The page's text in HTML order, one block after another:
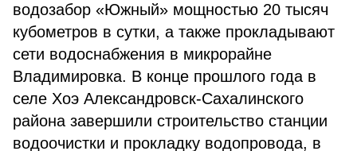
водозабор «Южный» мощностью 20 тысяч
кубометров в сутки, а также прокладывают
сети водоснабжения в микрорайне
Владимировка. В конце прошлого года в
селе Хоэ Александровск-Сахалинского
района завершили строительство станции
водоочистки и прокладку водопровода, в